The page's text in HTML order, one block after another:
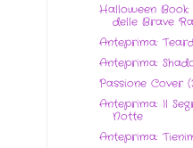
Halloween
delle Brave
Anteprima:
Anteprima:
Passione Cover
Anteprima: Il
Notte
Anteprima: